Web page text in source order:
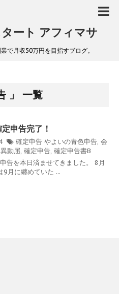
ート アフィマサ
で月収50万円を目指すブログ。
」 一覧
申告完了！
確定申告 やよいの青色申告, 会
異動届, 確定申告, 確定申告書B
告を本日済ませてきました。 8月
9月に纏めていた ...